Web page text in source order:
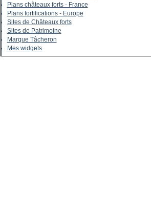
Plans châteaux forts - France
Plans fortifications - Europe
Sites de Châteaux forts
Sites de Patrimoine
Marque Tâcheron
Mes widgets